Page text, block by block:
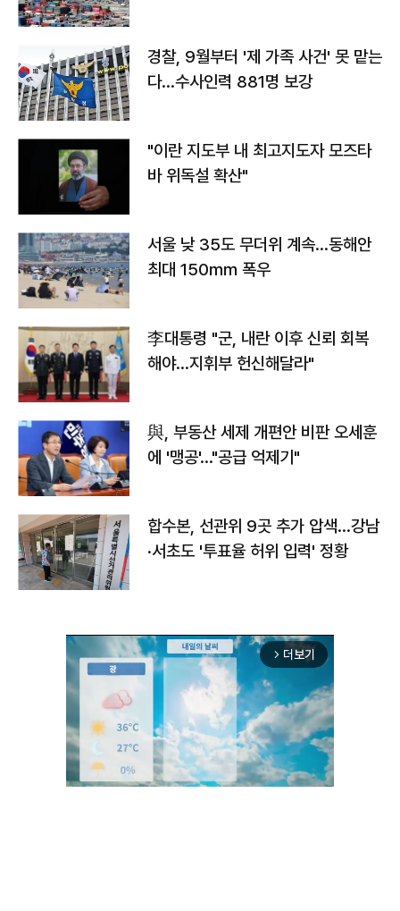
경찰, 9월부터 '제 가족 사건' 못 맡는
다…수사인력 881명 보강
"이란 지도부 내 최고지도자 모즈타
바 위독설 확산"
서울 낮 35도 무더위 계속…동해안
최대 150㎜ 폭우
李대통령 "군, 내란 이후 신뢰 회복
해야…지휘부 헌신해달라"
與, 부동산 세제 개편안 비판 오세훈
에 '맹공'…"공급 억제기"
합수본, 선관위 9곳 추가 압색…강남
·서초도 '투표율 허위 입력' 정황
arrow_forward_ios 더보기